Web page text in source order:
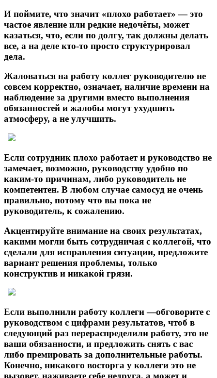
И поймите, что значит «плохо работает» — это
частое явление или редкие недочёты, может
казаться, что, если по долгу, так должны делать
все, а на деле кто-то просто структурировал
дела.
Жаловаться на работу коллег руководителю не
совсем корректно, означает, наличие времени на
наблюдение за другими вместо выполнения
обязанностей и жалобы могут ухудшить
атмосферу, а не улучшить.
Если сотрудник плохо работает и руководство не
замечает, возможно, руководству удобно по
каким-то причинам, либо руководитель не
компетентен. В любом случае самосуд не очень
правильно, потому что вы пока не
руководитель, к сожалению.
Акцентируйте внимание на своих результатах,
какими могли быть сотрудничая с коллегой, что
сделали для исправления ситуации, предложите
вариант решения проблемы, только
конструктив и никакой грязи.
Если выполнили работу коллеги —обговорите с
руководством с цифрами результатов, чтоб в
следующий раз перераспределили работу, это не
ваши обязанности, и предложить снять с вас
либо премировать за дополнительные работы.
Конечно, никакого восторга у коллеги это не
вызовет, наживаете себе недруга, а может и